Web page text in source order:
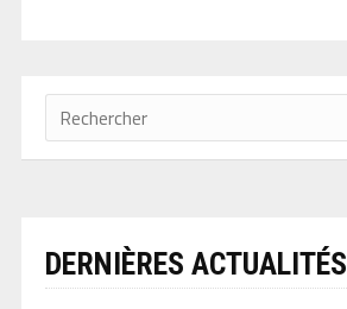
DERNIÈRES ACTUALITÉS